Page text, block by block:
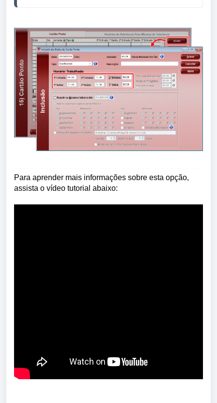
Para aprender mais informações sobre esta opção,
assista o vídeo tutorial abaixo: